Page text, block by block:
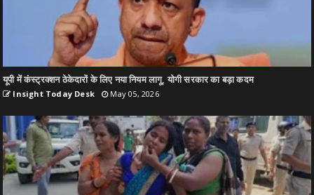
यूपी में कंस्ट्रक्शन ठेकेदारों के लिए नया नियम लागू, योगी सरकार का बड़ा कदम
Insight Today Desk May 05, 2026